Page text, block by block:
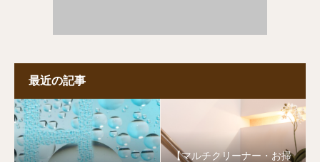
最近の記事
【マルチクリーナー・お掃